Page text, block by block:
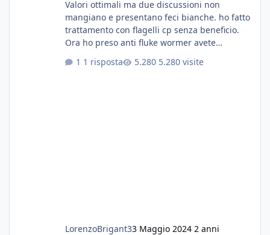
Valori ottimali ma due discussioni non
mangiano e presentano feci bianche. ho fatto
trattamento con flagelli cp senza beneficio.
Ora ho preso anti fluke wormer avete
sostanza
1 risposta 5.280 visite
LorenzoBrigant33 Maggio 2024 2 anni